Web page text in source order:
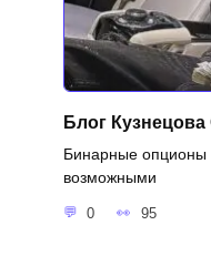
Блог Кузнецова
Бинарные опционы
возможными
0 95